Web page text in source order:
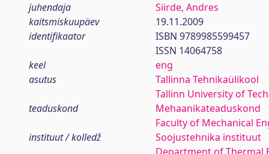
juhendaja
Siirde, Andres
kaitsmiskuupäev
19.11.2009
identifikaator
ISBN 9789985599457
ISSN 14064758
keel
eng
asutus
Tallinna Tehnikaülikool
Tallinn University of
teaduskond
Mehaanikateaduskond
Faculty of Mechanical
instituut / kolledž
Soojustehnika instituut